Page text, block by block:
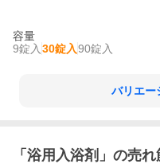
容量
9錠入 30錠入90錠入
バリエー
「 浴用入浴剤 」の売